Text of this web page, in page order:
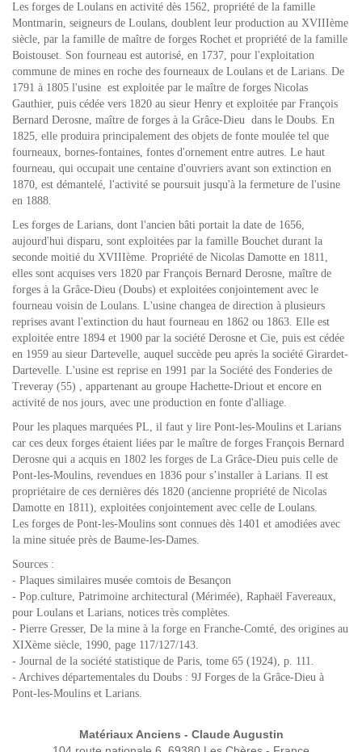
Les forges de Loulans en activité dès 1562, propriété de la famille
Montmarin, seigneurs de Loulans, doublent leur production au XVIIIème
siècle, par la famille de maître de forges Rochet et propriété de la famille
Boistouset. Son fourneau est autorisé, en 1737, pour l'exploitation
commune de mines en roche des fourneaux de Loulans et de Larians. De
1791 à 1805 l'usine est exploitée par le maître de forges Nicolas
Gauthier, puis cédée vers 1820 au sieur Henry et exploitée par François
Bernard Derosne, maître de forges à la Grâce-Dieu dans le Doubs. En
1825, elle produira principalement des objets de fonte moulée tel que
fourneaux, bornes-fontaines, fontes d'ornement entre autres. Le haut
fourneau, qui occupait une centaine d'ouvriers avant son extinction en
1870, est démantelé, l'activité se poursuit jusqu'à la fermeture de l'usine
en 1888.
Les forges de Larians, dont l'ancien bâti portait la date de 1656,
aujourd'hui disparu, sont exploitées par la famille Bouchet durant la
seconde moitié du XVIIIème. Propriété de Nicolas Damotte en 1811,
elles sont acquises vers 1820 par François Bernard Derosne, maître de
forges à la Grâce-Dieu (Doubs) et exploitées conjointement avec le
fourneau voisin de Loulans. L'usine changea de direction à plusieurs
reprises avant l'extinction du haut fourneau en 1862 ou 1863. Elle est
exploitée entre 1894 et 1900 par la société Derosne et Cie, puis est cédée
en 1959 au sieur Dartevelle, auquel succède peu après la société Girardet-
Dartevelle. L'usine est reprise en 1991 par la Société des Fonderies de
Treveray (55) , appartenant au groupe Hachette-Driout et encore en
activité de nos jours, avec une production en fonte d'alliage.
Pour les plaques marquées PL, il faut y lire Pont-les-Moulins et Larians
car ces deux forges étaient liées par le maître de forges François Bernard
Derosne qui a acquis en 1802 les forges de La Grâce-Dieu puis celle de
Pont-les-Moulins, revendues en 1836 pour s’installer à Larians. Il est
propriétaire de ces dernières dés 1820 (ancienne propriété de Nicolas
Damotte en 1811), exploitées conjointement avec celle de Loulans.
Les forges de Pont-les-Moulins sont connues dès 1401 et amodiées avec
la mine située près de Baume-les-Dames.
Sources :
- Plaques similaires musée comtois de Besançon
- Pop.culture, Patrimoine architectural (Mérimée), Raphaël Favereaux,
pour Loulans et Larians, notices très complètes.
- Pierre Gresser, De la mine à la forge en Franche-Comté, des origines au
XIXème siècle, 1990, page 117/127/143.
- Journal de la société statistique de Paris, tome 65 (1924), p. 111.
- Archives départementales du Doubs : 9J Forges de la Grâce-Dieu à
Pont-les-Moulins et Larians.
Matériaux Anciens - Claude Augustin